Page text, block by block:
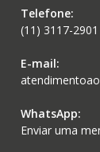
Telefone:
(11) 3117-2901
E-mail:
WhatsApp:
Enviar uma